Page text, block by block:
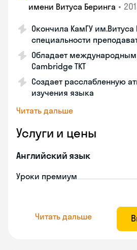
имени Витуса Беринга •
Окончила КамГУ им.Витуса
специальности
Обладает
Cambridge TKT
Создает расслабленную
изучения языка
Читать дальше
Услуги и цены
Английский язык
Уроки премиум
Читать дальше